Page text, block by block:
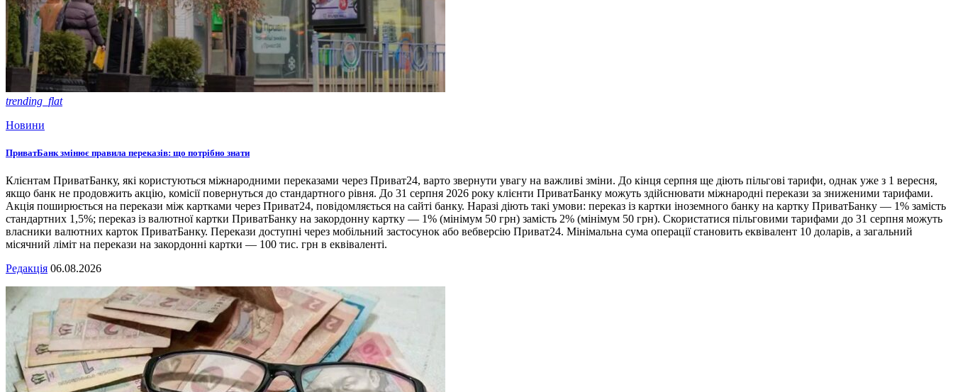
trending_flat
Новини
ПриватБанк змінює правила переказів: що потрібно знати
Клієнтам ПриватБанку, які користуються міжнародними переказами через Приват24, варто звернути увагу на важливі зміни. До кінця серпня ще діють пільгові тарифи, однак уже з 1 вересня,
якщо банк не продовжить акцію, комісії повернуться до стандартного рівня. До 31 серпня 2026 року клієнти ПриватБанку можуть здійснювати міжнародні перекази за зниженими тарифами.
Акція поширюється на перекази між картками через Приват24, повідомляється на сайті банку. Наразі діють такі умови: переказ із картки іноземного банку на картку ПриватБанку — 1% замість
стандартних 1,5%; переказ із валютної картки ПриватБанку на закордонну картку — 1% (мінімум 50 грн) замість 2% (мінімум 50 грн). Скористатися пільговими тарифами до 31 серпня можуть
власники валютних карток ПриватБанку. Перекази доступні через мобільний застосунок або вебверсію Приват24. Мінімальна сума операції становить еквівалент 10 доларів, а загальний
місячний ліміт на перекази на закордонні картки — 100 тис. грн в еквіваленті.
Редакція 06.08.2026